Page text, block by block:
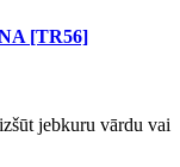
[TR56]
jebkuru vārdu vai